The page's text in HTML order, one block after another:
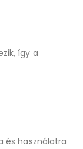
így a
és használatra